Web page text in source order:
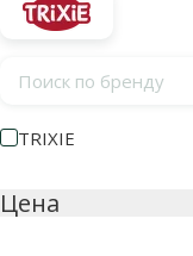
Поиск по бренду
TRIXIE
Цена